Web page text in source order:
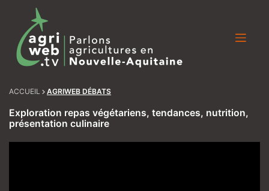
ACCUEIL AGRIWEB DÉBATS
Exploration repas végétariens, tendances, nutrition,
présentation culinaire